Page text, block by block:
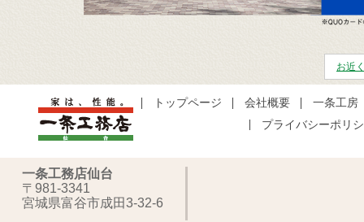
お近
トップページ 会社概要
一条工房
プライバシーポリ
一条工務店仙台
〒981-3341
宮城県富谷市成田3-32-6